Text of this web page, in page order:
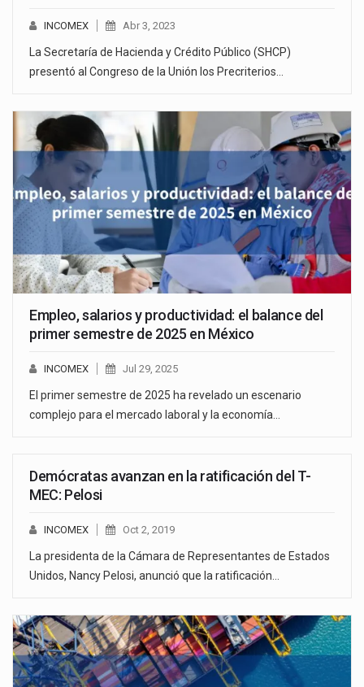
INCOMEX Abr 3, 2023
La Secretaría de Hacienda y Crédito Público (SHCP)
presentó al Congreso de la Unión los Precriterios…
Empleo, salarios y productividad: el balance del
primer semestre de 2025 en México
INCOMEX Jul 29, 2025
El primer semestre de 2025 ha revelado un escenario
complejo para el mercado laboral y la economía…
Demócratas avanzan en la ratificación del T-
MEC: Pelosi
INCOMEX Oct 2, 2019
La presidenta de la Cámara de Representantes de Estados
Unidos, Nancy Pelosi, anunció que la ratificación…